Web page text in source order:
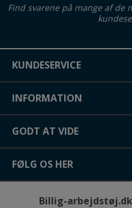
Find svarene på mange af de
KUNDESERVICE
INFORMATION
GODT AT VIDE
FØLG OS HER
Billig-